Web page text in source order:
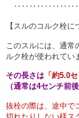
【スルのコルク栓に
このスルには、通常
ルク栓が使われてい
その長さは 「約5.0セ
（通常は4センチ前後
抜栓の際は、途中で